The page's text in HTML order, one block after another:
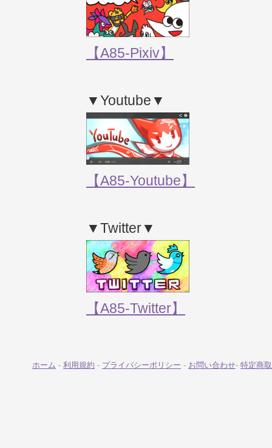
【A85-Pixiv】
▼Youtube▼
【A85-Youtube】
▼Twitter▼
【A85-Twitter】
ホーム - 利用規約 - プライバシーポリシー - お問い合わせ- 特定商